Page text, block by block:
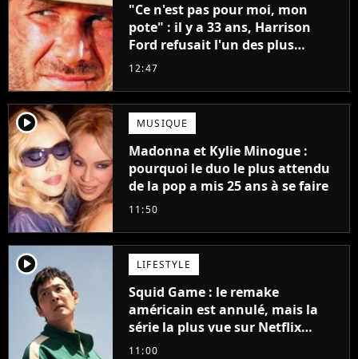
"Ce n'est pas pour moi, mon
pote" : il y a 33 ans, Harrison
Ford refusait l'un des plus
grands succès de tous les temps
12:47
player2 MUSIQUE
Madonna et Kylie Minogue :
pourquoi le duo le plus attendu
de la pop a mis 25 ans à se faire
11:50
player2 LIFESTYLE
Squid Game : le remake
américain est annulé, mais la
série la plus vue sur Netflix
pourrait avoir une version
11:00